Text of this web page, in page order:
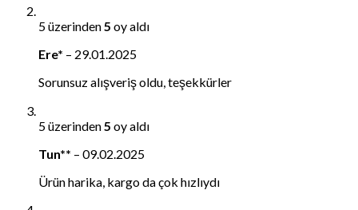
5 üzerinden5 oy aldı
Ere* – 29.01.2025
Sorunsuz alışveriş oldu, teşekkürler
5 üzerinden5 oy aldı
Tun** – 09.02.2025
Ürün harika, kargo da çok hızlıydı